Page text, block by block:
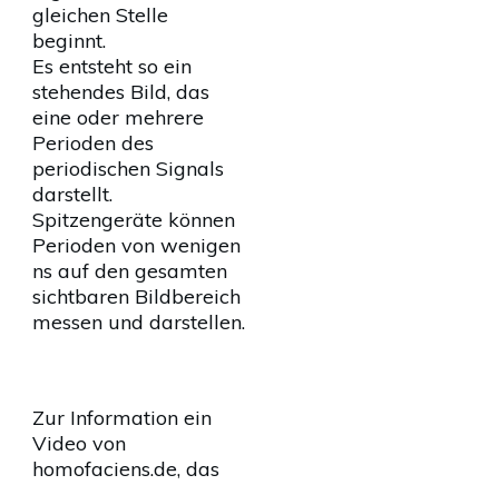
gleichen Stelle
beginnt.
Es entsteht so ein
stehendes Bild, das
eine oder mehrere
Perioden des
periodischen Signals
darstellt.
Spitzengeräte können
Perioden von wenigen
ns auf den gesamten
sichtbaren Bildbereich
messen und darstellen.
Zur Information ein
Video von
homofaciens.de, das